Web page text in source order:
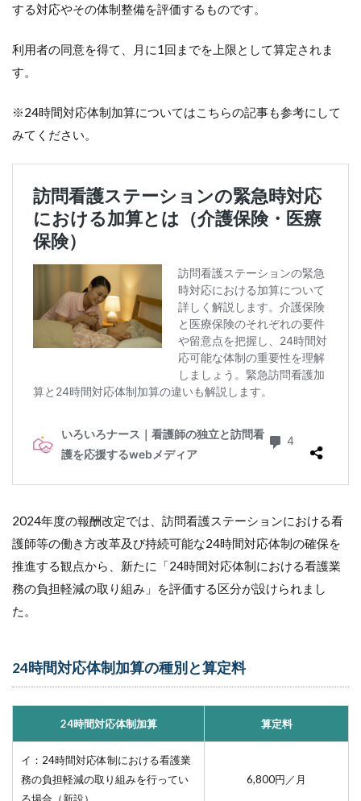
1.1
間対
種別
と算
定料
24
時
間
対
応
体
件
時
係
る
連
絡
体
制
の
し
4
24
応
体
制
する対応やその体制整備を評価するものです。
利用者の同意を得て、月に1回までを上限として算定されま
す。
※24時間対応体制加算についてはこちらの記事も参考にして
みてください。
2024年度の報酬改定では、訪問看護ステーションにおける看
護師等の働き方改革及び持続可能な24時間対応体制の確保を
推進する観点から、新たに「24時間対応体制における看護業
務の負担軽減の取り組み」を評価する区分が設けられまし
た。
24時間対応体制加算の種別と算定料
24時間対応体制加算 算定料
イ：24時間対応体制における看護業
務の負担軽減の取り組みを行ってい
る場合（新設）
6,800円／月